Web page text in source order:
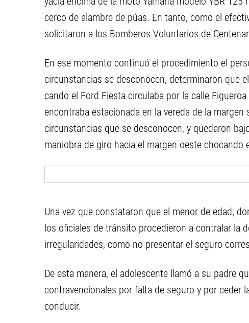
cerco de alambre de púas. En tanto, como el
solicitaron a los Bomberos Voluntarios de
En ese momento continuó el procedimiento el
circunstancias se desconocen, determinaron que
cando el Ford Fiesta circulaba por la calle
encontraba estacionada en la vereda de la
circunstancias que se desconocen, y quedaron
maniobra de giro hacia el margen oeste chocando
Una vez que constataron que el menor de edad,
los oficiales de tránsito procedieron a contralar la
irregularidades, como no presentar el seguro
De esta manera, el adolescente llamó a su padre
contravencionales por falta de seguro y por ceder
conducir.